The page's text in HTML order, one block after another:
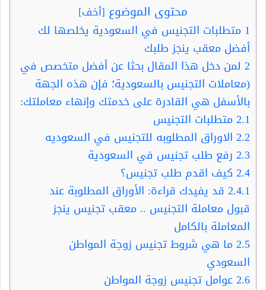
محتوى الموضوع [أخف]
1 متطلبات التجنيس في السعودية يخلصها لك
أفضل معقب ينجز طلبك
2 لمن دخل هذا المقال بحثا عن أفضل متخصص في
(معاملات التجنيس بالسعودية؛ فإن هذه الجهة
بالأسفل هي القادرة على خدمتك وإنهاء معاملتك:
2.1متطلبات التجنيس
2.2 الاوراق المطلوبه للتجنيس في السعوديه
2.3 رفع طلب تجنيس في السعودية
2.4 كيف اقدم طلب تجنيس؟
2.4.1 قد يفيدك قراءة: الأوراق المطلوبة عند
قبول معاملة التجنيس .. معقب تجنيس ينجز
المعاملة بالكامل
2.5ما هي شروط تجنيس زوجة المواطن
السعودي
2.6عوامل تجنيس زوجة المواطن